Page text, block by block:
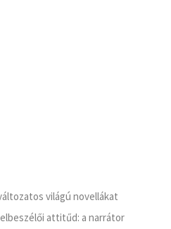
világú novellákat
attitűd: a narrátor